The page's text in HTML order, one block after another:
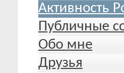
Активность
Публичные
Обо мне
Друзья